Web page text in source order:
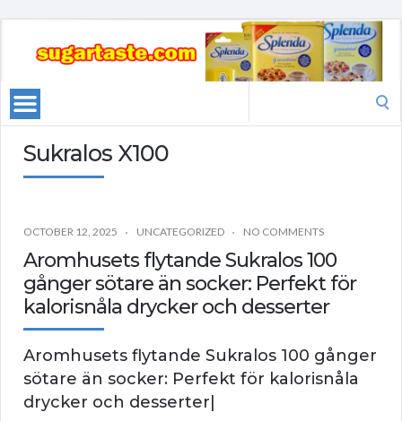
Sukralos X100
OCTOBER 12, 2025 UNCATEGORIZED NO COMMENTS
Aromhusets flytande Sukralos 100
gånger sötare än socker: Perfekt för
kalorisnåla drycker och desserter
Aromhusets flytande Sukralos 100 gånger
sötare än socker: Perfekt för kalorisnåla
drycker och desserter|